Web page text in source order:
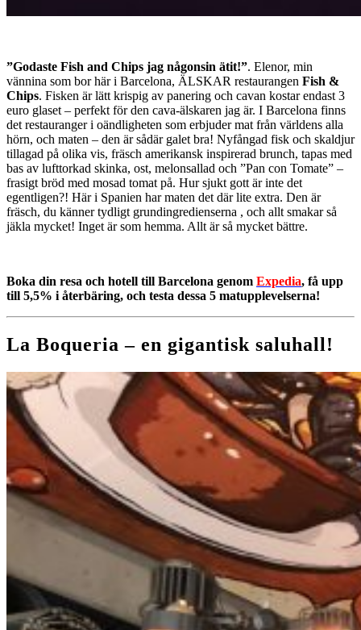
”Godaste Fish and Chips jag någonsin ätit!”. Elenor, min
vännina som bor här i Barcelona, ÄLSKAR restaurangen Fish &
Chips. Fisken är lätt krispig av panering och cavan kostar endast 3
euro glaset – perfekt för den cava-älskaren jag är. I Barcelona finns
det restauranger i oändligheten som erbjuder mat från världens alla
hörn, och maten – den är sådär galet bra! Nyfångad fisk och skaldjur
tillagad på olika vis, fräsch amerikansk inspirerad brunch, tapas med
bas av lufttorkad skinka, ost, melonsallad och ”Pan con Tomate” –
frasigt bröd med mosad tomat på. Hur sjukt gott är inte det
egentligen?! Här i Spanien har maten det där lite extra. Den är
fräsch, du känner tydligt grundingredienserna , och allt smakar så
jäkla mycket! Inget är som hemma. Allt är så mycket bättre.
Boka din resa och hotell till Barcelona genom Expedia, få upp
till 5,5% i återbäring, och testa dessa 5 matupplevelserna!
La Boqueria – en gigantisk saluhall!